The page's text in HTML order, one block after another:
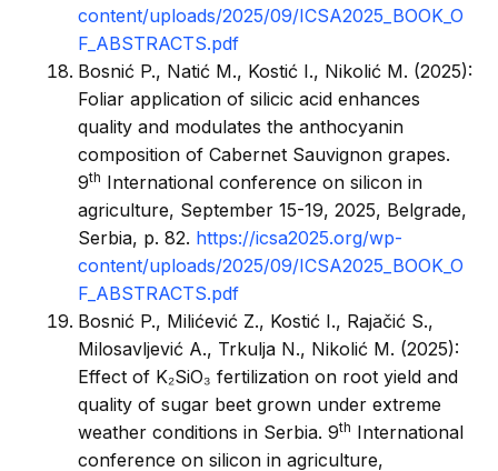
content/uploads/2025/09/ICSA2025_BOOK_O
F_ABSTRACTS.pdf
Bosnić P., Natić M., Kostić I., Nikolić M. (2025):
Foliar application of silicic acid enhances
quality and modulates the anthocyanin
composition of Cabernet Sauvignon grapes.
9th International conference on silicon in
agriculture, September 15-19, 2025, Belgrade,
Serbia, p. 82. https://icsa2025.org/wp-
content/uploads/2025/09/ICSA2025_BOOK_O
F_ABSTRACTS.pdf
Bosnić P., Milićević Z., Kostić I., Rajačić S.,
Milosavljević A., Trkulja N., Nikolić M. (2025):
Effect of K₂SiO₃ fertilization on root yield and
quality of sugar beet grown under extreme
weather conditions in Serbia. 9th International
conference on silicon in agriculture,